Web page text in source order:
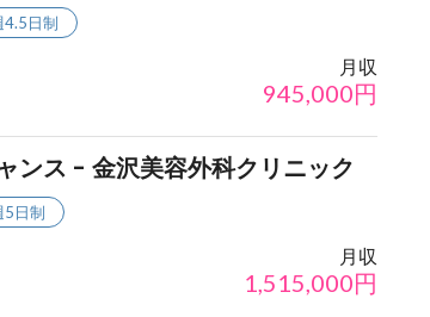
4.5日制
月収
945,000円
ンス - 金沢美容外科クリニック
5日制
月収
1,515,000円